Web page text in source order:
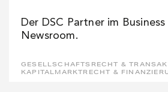
Der DSC Partner im
Newsroom.
GESELLSCHAFTSRECHT &
KAPITALMARKTRECHT &